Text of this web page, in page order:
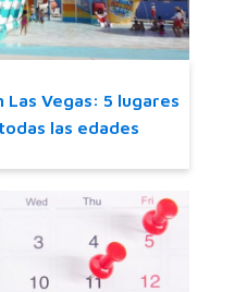
Las Vegas: 5 lugares
las edades